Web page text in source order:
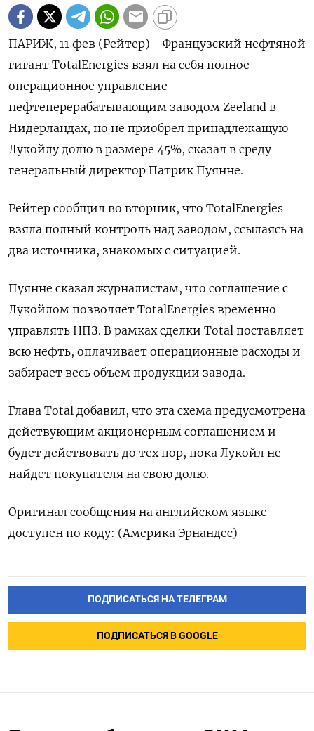
ПАРИЖ, 11 фев (Рейтер) - Французский нефтяной
гигант TotalEnergies взял на себя ‌полное
операционное управление
нефтеперерабатывающим заводом Zeeland в
Нидерландах, но не приобрел ​принадлежащую ​
Лукойлу долю ​в размере 45%, ⁠сказал в ‌среду
генеральный директор ‌Патрик Пуянне.
Рейтер сообщил во вторник, ​что TotalEnergies
взяла ‌полный контроль над заводом, ссылаясь ​на
два источника, знакомых с ситуацией.
Пуянне ‌сказал журналистам, что соглашение с
Лукойлом позволяет TotalEnergies временно ​
управлять ​НПЗ. ‌В рамках сделки Total поставляет
всю ​нефть, оплачивает операционные расходы и
забирает весь объем продукции завода.
Глава Total добавил, что эта схема предусмотрена
действующим акционерным соглашением ​и
будет ⁠действовать до тех пор, пока Лукойл не
‌найдет покупателя на ‌свою долю.
Оригинал сообщения на английском ​языке
доступен по ‌коду: (Америка Эрнандес)
ПОДПИСАТЬСЯ НА ТЕЛЕГРАМ
ПОДПИСАТЬСЯ В GOOGLE